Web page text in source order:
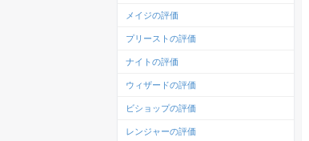
メイジの評価
プリーストの評価
ナイトの評価
ウィザードの評価
ビショップの評価
レンジャーの評価